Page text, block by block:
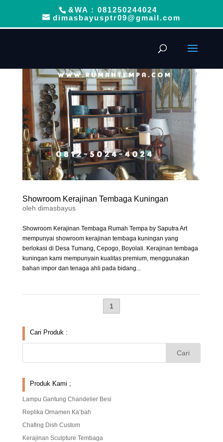
&WA : 081250244024
dimasbayusptr09@gmail.com
Showroom Kerajinan Tembaga Kuningan
oleh dimasbayus
Showroom Kerajinan Tembaga Rumah Tempa by Saputra Art
mempunyai showroom kerajinan tembaga kuningan yang
berlokasi di Desa Tumang, Cepogo, Boyolali. Kerajinan tembaga
kuningan kami mempunyain kualitas premium, menggunakan
bahan impor dan tenaga ahli pada bidang...
1
Cari Produk :
Produk Kami ;
Lampu Gantung Chandelier Besi
Replika Ornamen Ka’bah
Chafing Dish Custom
Kerajinan Sculpture Tembaga